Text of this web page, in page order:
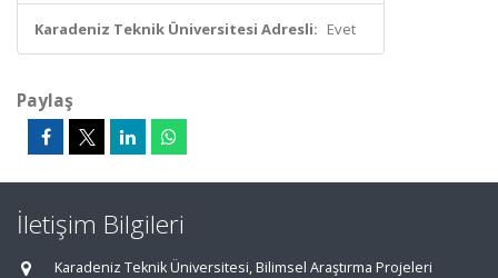
Karadeniz Teknik Üniversitesi Adresli: Evet
Paylaş
İletişim Bilgileri
Karadeniz Teknik Üniversitesi, Bilimsel Araştırma Projeleri